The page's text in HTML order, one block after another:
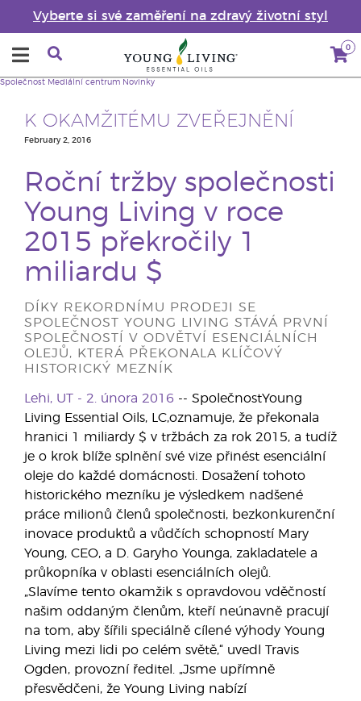
Vyberte si své zaměření na zdravý životní styl
0
Společnost Mediální centrum Novinky
K OKAMŽITÉMU ZVEŘEJNĚNÍ
February 2, 2016
Roční tržby společnosti
Young Living v roce
2015 překročily 1
miliardu $
DÍKY REKORDNÍMU PRODEJI SE
SPOLEČNOST YOUNG LIVING STÁVÁ PRVNÍ
SPOLEČNOSTÍ V ODVĚTVÍ ESENCIÁLNÍCH
OLEJŮ, KTERÁ PŘEKONALA KLÍČOVÝ
HISTORICKÝ MEZNÍK
Lehi, UT - 2. února 2016 -- SpolečnostYoung
Living Essential Oils, LC,oznamuje, že překonala
hranici 1 miliardy $ v tržbách za rok 2015, a tudíž
je o krok blíže splnění své vize přinést esenciální
oleje do každé domácnosti. Dosažení tohoto
historického mezníku je výsledkem nadšené
práce milionů členů společnosti, bezkonkurenční
inovace produktů a vůdčích schopností Mary
Young, CEO, a D. Garyho Younga, zakladatele a
průkopníka v oblasti esenciálních olejů.
„Slavíme tento okamžik s opravdovou vděčností
našim oddaným členům, kteří neúnavně pracují
na tom, aby šířili speciálně cílené výhody Young
Living mezi lidi po celém světě,“ uvedl Travis
Ogden, provozní ředitel. „Jsme upřímně
přesvědčeni, že Young Living nabízí